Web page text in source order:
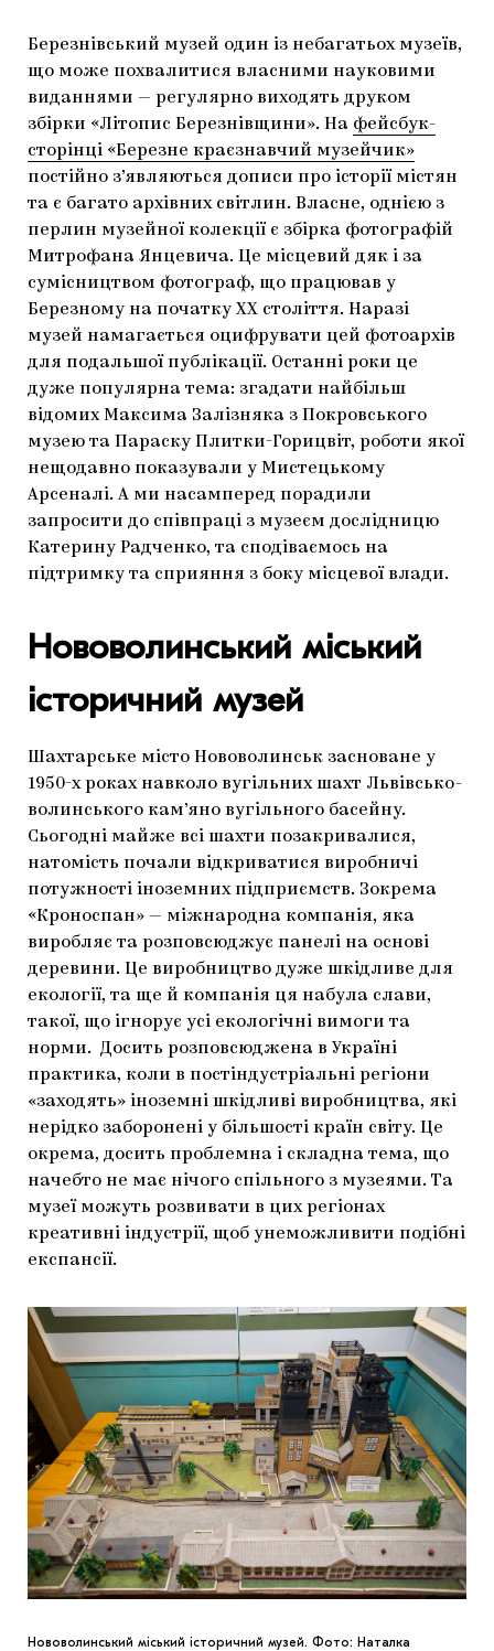
Березнівський музей один із небагатьох музеїв,
що може похвалитися власними науковими
виданнями — регулярно виходять друком
збірки «Літопис Березнівщини». На фейсбук-
сторінці «Березне краєзнавчий музейчик»
постійно з’являються дописи про історії містян
та є багато архівних світлин. Власне, однією з
перлин музейної колекції є збірка фотографій
Митрофана Янцевича. Це місцевий дяк і за
сумісництвом фотограф, що працював у
Березному на початку ХХ століття. Наразі
музей намагається оцифрувати цей фотоархів
для подальшої публікації. Останні роки це
дуже популярна тема: згадати найбільш
відомих Максима Залізняка з Покровського
музею та Параску Плитки-Горицвіт, роботи якої
нещодавно показували у Мистецькому
Арсеналі. А ми насамперед порадили
запросити до співпраці з музеєм дослідницю
Катерину Радченко, та сподіваємось на
підтримку та сприяння з боку місцевої влади.
Нововолинський міський
історичний музей
Шахтарське місто Нововолинськ засноване у
1950-х роках навколо вугільних шахт Львівсько-
волинського кам’яно вугільного басейну.
Сьогодні майже всі шахти позакривалися,
натомість почали відкриватися виробничі
потужності іноземних підприємств. Зокрема
«Кроноспан» — міжнародна компанія, яка
виробляє та розповсюджує панелі на основі
деревини. Це виробництво дуже шкідливе для
екології, та ще й компанія ця набула слави,
такої, що ігнорує усі екологічні вимоги та
норми. Досить розповсюджена в Україні
практика, коли в постіндустріальні регіони
«заходять» іноземні шкідливі виробництва, які
нерідко заборонені у більшості країн світу. Це
окрема, досить проблемна і складна тема, що
начебто не має нічого спільного з музеями. Та
музеї можуть розвивати в цих регіонах
креативні індустрії, щоб унеможливити подібні
експансії.
Нововолинський міський історичний музей. Фото: Наталка